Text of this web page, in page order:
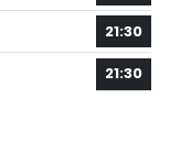
21:30
21:30